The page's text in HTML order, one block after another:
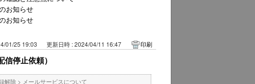
お知らせ
お知らせ
01/25 19:03 更新日時 : 2024/04/11 16:47 印刷
停止依頼）
解除 > メールサービスについて